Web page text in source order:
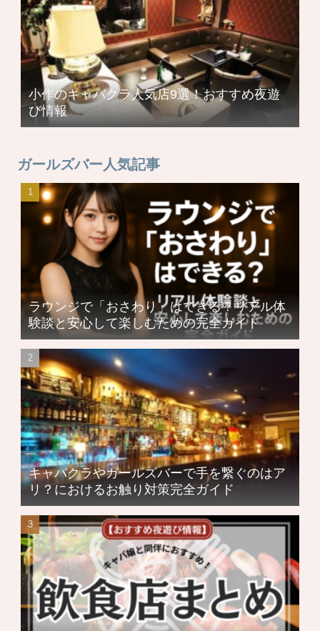
小作のキャバクラ人気店9選！おすすめ夜遊
び情報
ガールズバー人気記事
ラウンジで「おさわり」はできる？リアル体
験談と安心して楽しむための完全ガイド
キャバクラやガールズバーで手を繋ぐのはア
リ？におけるお触り対策完全ガイド